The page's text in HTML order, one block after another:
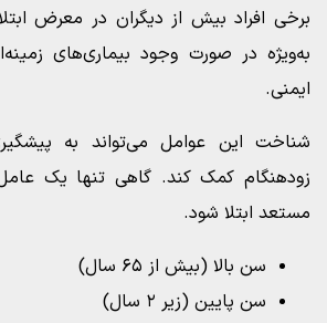
برخی افراد بیش از دیگران در معرض
به‌ویژه در صورت وجود بیماری‌های
ایمنی.
شناخت این عوامل می‌تواند به
زودهنگام کمک کند. گاهی تنها یک
مستعد ابتلا شود.
سن بالا (بیش از ۶۵ سال)
سن پایین (زیر ۲ سال)